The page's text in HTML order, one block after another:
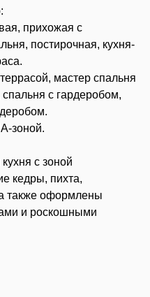
прихожая с
постирочная, кухня-
мастер спальня
с гардеробом,
зоной.
с зоной
кедры, пихта,
также оформлены
и роскошными